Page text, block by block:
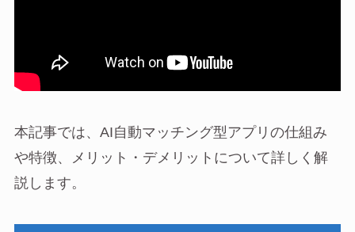
本記事では、AI自動マッチング型アプリの仕組み
や特徴、メリット・デメリットについて詳しく解
説します。